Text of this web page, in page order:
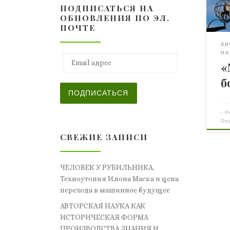
о
-
ПОДПИСАТЬСЯ НА
ОБНОВЛЕНИЯ ПО ЭЛ.
ПОЧТЕ
ПОДПИСАТЬСЯ
СВЕЖИЕ ЗАПИСИ
ЧЕЛОВЕК У РУБИЛЬНИКА.
Техноутопия Илона Маска и цена
перехода в машинное будущее
АВТОРСКАЯ НАУКА КАК
ИСТОРИЧЕСКАЯ ФОРМА